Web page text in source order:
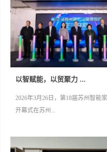
以智赋能，以贸聚力 ...
2026年3月26日，第18届苏州智能
开幕式在苏州...